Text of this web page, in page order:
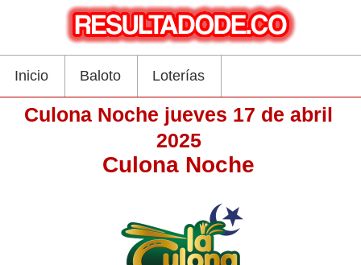
Inicio Baloto Loterías
Culona Noche jueves 17 de abril
2025
Culona Noche